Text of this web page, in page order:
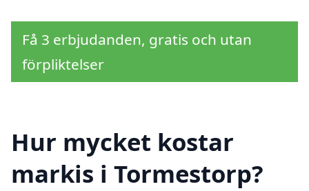
Få 3 erbjudanden, gratis och utan
förpliktelser
Hur mycket kostar
markis i Tormestorp?